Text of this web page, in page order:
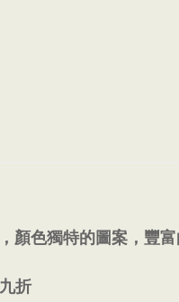
顏色獨特的圖案，豐
折